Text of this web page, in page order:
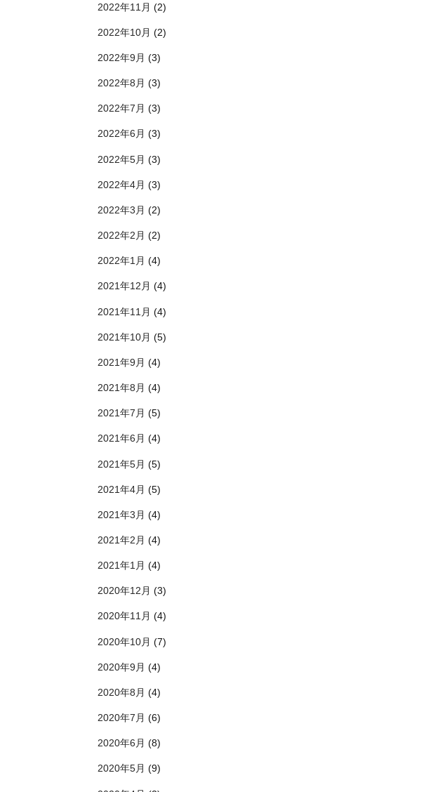
2022年11月 (2)
2022年10月 (2)
2022年9月 (3)
2022年8月 (3)
2022年7月 (3)
2022年6月 (3)
2022年5月 (3)
2022年4月 (3)
2022年3月 (2)
2022年2月 (2)
2022年1月 (4)
2021年12月 (4)
2021年11月 (4)
2021年10月 (5)
2021年9月 (4)
2021年8月 (4)
2021年7月 (5)
2021年6月 (4)
2021年5月 (5)
2021年4月 (5)
2021年3月 (4)
2021年2月 (4)
2021年1月 (4)
2020年12月 (3)
2020年11月 (4)
2020年10月 (7)
2020年9月 (4)
2020年8月 (4)
2020年7月 (6)
2020年6月 (8)
2020年5月 (9)